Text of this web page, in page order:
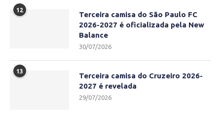
12
Terceira camisa do São Paulo FC
2026-2027 é oficializada pela New
Balance
30/07/2026
13
Terceira camisa do Cruzeiro 2026-
2027 é revelada
29/07/2026